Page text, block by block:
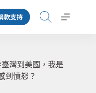
款支持
灣到美國，我是
到憤怒？